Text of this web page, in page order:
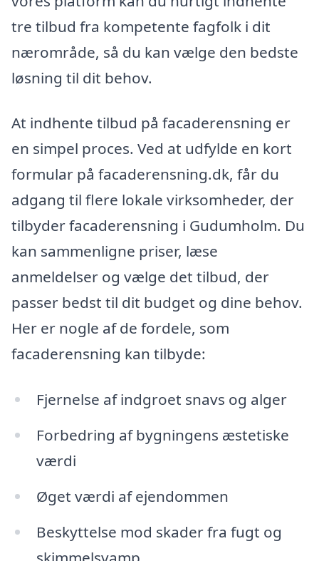
tre tilbud fra kompetente fagfolk i dit
nærområde, så du kan vælge den bedste
løsning til dit behov.
At indhente tilbud på facaderensning er
en simpel proces. Ved at udfylde en kort
formular på facaderensning.dk, får du
adgang til flere lokale virksomheder, der
tilbyder facaderensning i Gudumholm. Du
kan sammenligne priser, læse
anmeldelser og vælge det tilbud, der
passer bedst til dit budget og dine behov.
Her er nogle af de fordele, som
facaderensning kan tilbyde:
Fjernelse af indgroet snavs og alger
Forbedring af bygningens æstetiske
værdi
Øget værdi af ejendommen
Beskyttelse mod skader fra fugt og